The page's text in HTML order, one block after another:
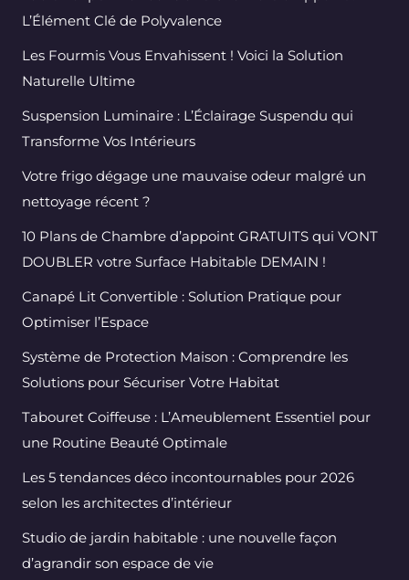
L’Élément Clé de Polyvalence
Les Fourmis Vous Envahissent ! Voici la Solution
Naturelle Ultime
Suspension Luminaire : L’Éclairage Suspendu qui
Transforme Vos Intérieurs
Votre frigo dégage une mauvaise odeur malgré un
nettoyage récent ?
10 Plans de Chambre d’appoint GRATUITS qui VONT
DOUBLER votre Surface Habitable DEMAIN !
Canapé Lit Convertible : Solution Pratique pour
Optimiser l’Espace
Système de Protection Maison : Comprendre les
Solutions pour Sécuriser Votre Habitat
Tabouret Coiffeuse : L’Ameublement Essentiel pour
une Routine Beauté Optimale
Les 5 tendances déco incontournables pour 2026
selon les architectes d’intérieur
Studio de jardin habitable : une nouvelle façon
d’agrandir son espace de vie